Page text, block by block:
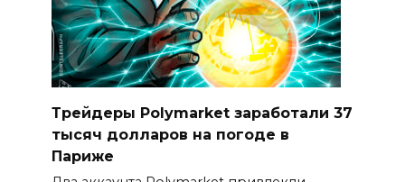
Трейдеры Polymarket заработали 37
тысяч долларов на погоде в
Париже